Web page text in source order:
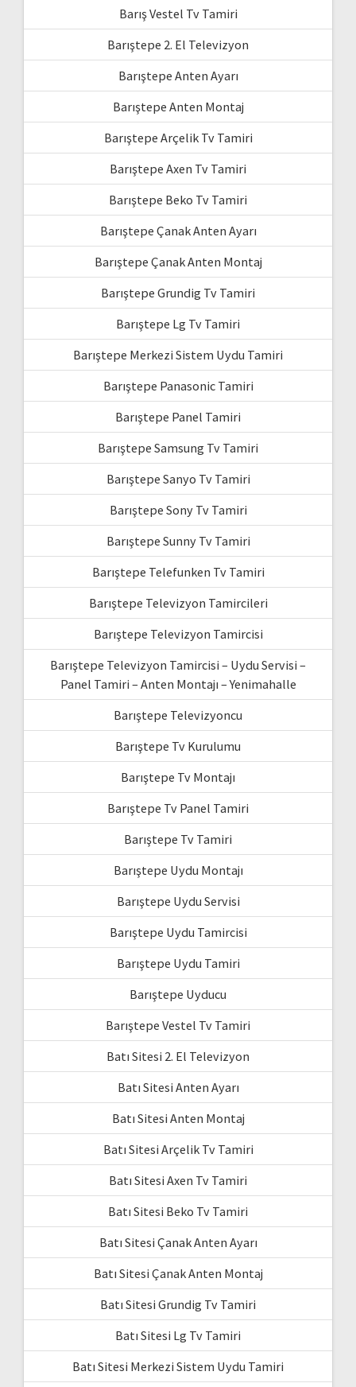
Barış Vestel Tv Tamiri
Barıştepe 2. El Televizyon
Barıştepe Anten Ayarı
Barıştepe Anten Montaj
Barıştepe Arçelik Tv Tamiri
Barıştepe Axen Tv Tamiri
Barıştepe Beko Tv Tamiri
Barıştepe Çanak Anten Ayarı
Barıştepe Çanak Anten Montaj
Barıştepe Grundig Tv Tamiri
Barıştepe Lg Tv Tamiri
Barıştepe Merkezi Sistem Uydu Tamiri
Barıştepe Panasonic Tamiri
Barıştepe Panel Tamiri
Barıştepe Samsung Tv Tamiri
Barıştepe Sanyo Tv Tamiri
Barıştepe Sony Tv Tamiri
Barıştepe Sunny Tv Tamiri
Barıştepe Telefunken Tv Tamiri
Barıştepe Televizyon Tamircileri
Barıştepe Televizyon Tamircisi
Barıştepe Televizyon Tamircisi – Uydu Servisi –
Panel Tamiri – Anten Montajı – Yenimahalle
Barıştepe Televizyoncu
Barıştepe Tv Kurulumu
Barıştepe Tv Montajı
Barıştepe Tv Panel Tamiri
Barıştepe Tv Tamiri
Barıştepe Uydu Montajı
Barıştepe Uydu Servisi
Barıştepe Uydu Tamircisi
Barıştepe Uydu Tamiri
Barıştepe Uyducu
Barıştepe Vestel Tv Tamiri
Batı Sitesi 2. El Televizyon
Batı Sitesi Anten Ayarı
Batı Sitesi Anten Montaj
Batı Sitesi Arçelik Tv Tamiri
Batı Sitesi Axen Tv Tamiri
Batı Sitesi Beko Tv Tamiri
Batı Sitesi Çanak Anten Ayarı
Batı Sitesi Çanak Anten Montaj
Batı Sitesi Grundig Tv Tamiri
Batı Sitesi Lg Tv Tamiri
Batı Sitesi Merkezi Sistem Uydu Tamiri